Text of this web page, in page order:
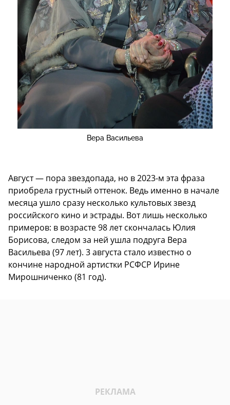
Вера Васильева
Август — пора звездопада, но в 2023-м эта фраза
приобрела грустный оттенок. Ведь именно в начале
месяца ушло сразу несколько культовых звезд
российского кино и эстрады. Вот лишь несколько
примеров: в возрасте 98 лет скончалась Юлия
Борисова, следом за ней ушла подруга Вера
Васильева (97 лет). 3 августа стало известно о
кончине народной артистки РСФСР Ирине
Мирошниченко (81 год).